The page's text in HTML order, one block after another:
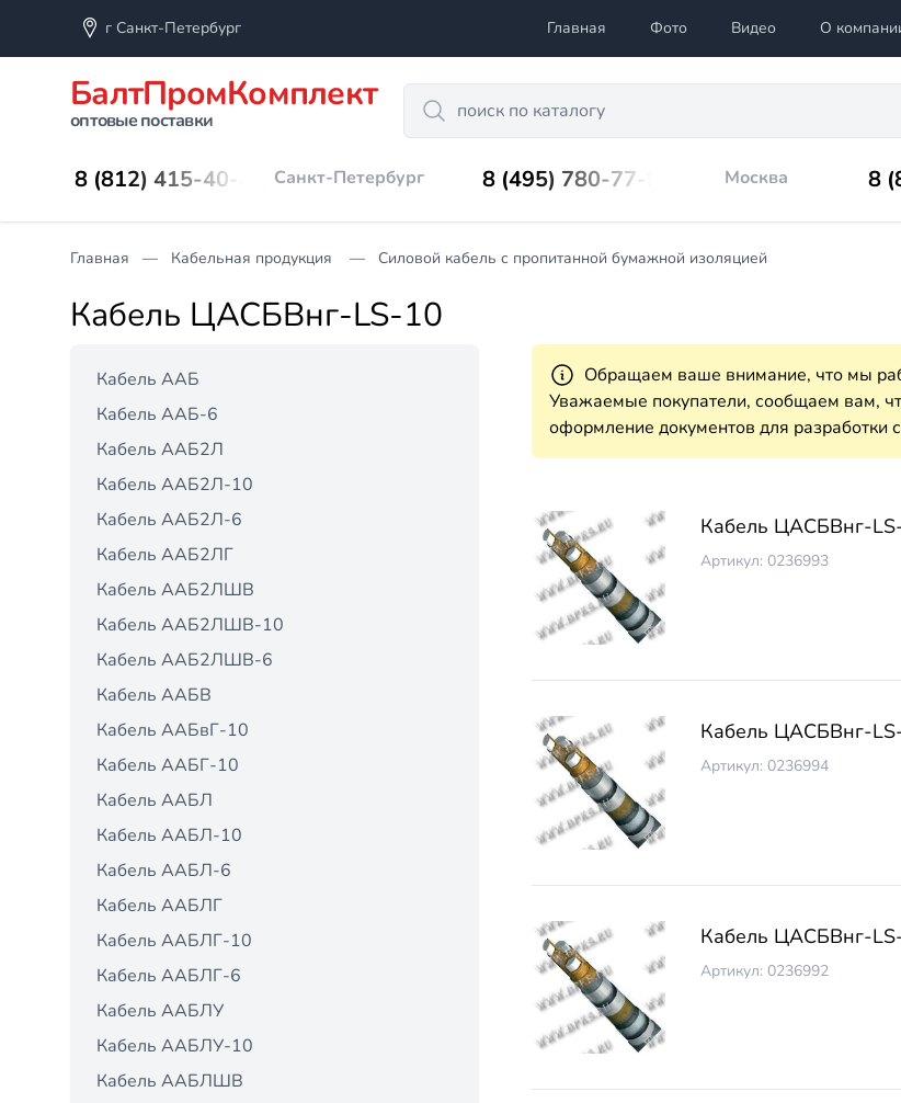
г Санкт-Петербург Главная Фото Видео О
БалтПромКомплект
оптовые поставки
Search
8 (812) 415-40-45 Санкт-Петербург 8 (495) 780-77-98 Москва 8
Главная Кабельная продукция Силовой кабель с пропитанной бумажной изоляцией
Кабель ЦАСБВнг-LS-10
Кабель ААБ
Кабель ААБ-6
Кабель ААБ2Л
Кабель ААБ2Л-10
Кабель ААБ2Л-6
Кабель ААБ2ЛГ
Кабель ААБ2ЛШВ
Кабель ААБ2ЛШВ-10
Кабель ААБ2ЛШВ-6
Кабель ААБВ
Кабель ААБвГ-10
Кабель ААБГ-10
Кабель ААБЛ
Кабель ААБЛ-10
Кабель ААБЛ-6
Кабель ААБЛГ
Кабель ААБЛГ-10
Кабель ААБЛГ-6
Кабель ААБЛУ
Кабель ААБЛУ-10
Кабель ААБЛШВ
Обращаем ваше внимание, что мы
Уважаемые покупатели, сообщаем вам,
оформление документов для разработки
Кабель ЦАСБВнг-
Артикул: 0236993
Кабель ЦАСБВнг-
Артикул: 0236994
Кабель ЦАСБВнг-
Артикул: 0236992